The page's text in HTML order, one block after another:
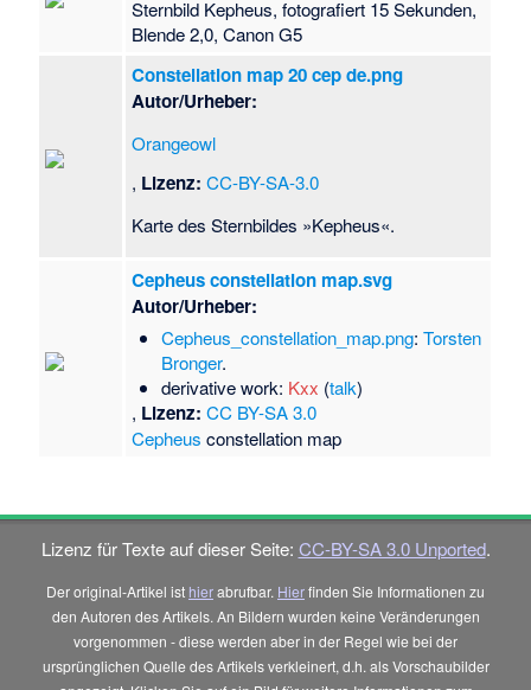
Sternbild Kepheus, fotografiert 15 Sekunden,
Blende 2,0, Canon G5
Constellation map 20 cep de.png
Autor/Urheber:
Orangeowl
, Lizenz: CC-BY-SA-3.0
Karte des Sternbildes »Kepheus«.
Cepheus constellation map.svg
Autor/Urheber:
Cepheus_constellation_map.png: Torsten
Bronger.
derivative work: Kxx (talk)
, Lizenz: CC BY-SA 3.0
Cepheus constellation map
Lizenz für Texte auf dieser Seite: CC-BY-SA 3.0 Unported.
Der original-Artikel ist hierabrufbar. Hierfinden Sie Informationen zu
den Autoren des Artikels. An Bildern wurden keine Veränderungen
vorgenommen - diese werden aber in der Regel wie bei der
ursprünglichen Quelle des Artikels verkleinert, d.h. als Vorschaubilder